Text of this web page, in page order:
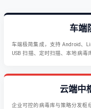
车端
车端极简集成，支持 Android、
USB 扫描、定时扫描、本地病毒
云端中
企业可控的病毒库与策略分发枢